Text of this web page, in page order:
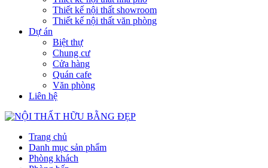
Thiết kế nội thất showroom
Thiết kế nội thất văn phòng
Dự án
Biệt thự
Chung cư
Cửa hàng
Quán cafe
Văn phòng
Liên hệ
Trang chủ
Danh mục sản phẩm
Phòng khách